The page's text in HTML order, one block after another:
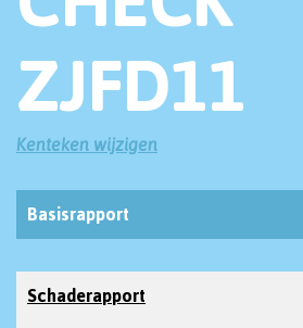
ZJFD11
Kenteken wijzigen
Basisrapport
Schaderapport